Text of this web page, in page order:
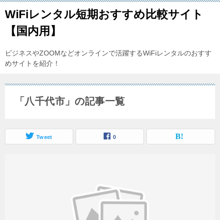
WiFiレンタル短期おすすめ比較サイト
【国内用】
ビジネスやZOOMなどオンラインで活躍するWiFiレンタルのおすす
めサイトを紹介！
「八千代市」の記事一覧
Tweet 0